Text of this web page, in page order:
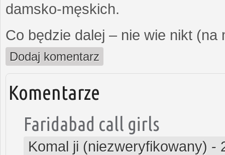
damsko-męskich.
Co będzie dalej – nie wie nikt
Dodaj komentarz
Komentarze
Faridabad call girls
Komal ji (niezweryfikowany) -